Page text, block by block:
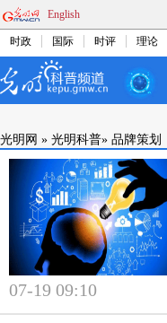
English
时政 国际 时评 理论
光明网 » 光明科普» 品牌策划
07-19 09:10